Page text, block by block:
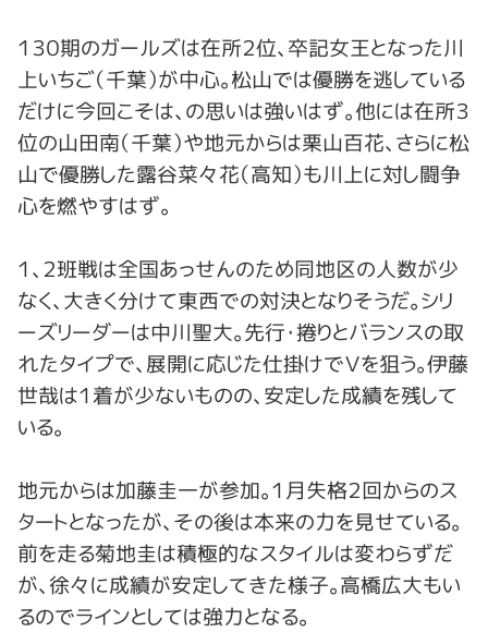
１３０期のガールズは在所２位、卒記女王となった川
上いちご（千葉）が中心。松山では優勝を逃している
だけに今回こそは、の思いは強いはず。他には在所３
位の山田南（千葉）や地元からは栗山百花、さらに松
山で優勝した露谷菜々花（高知）も川上に対し闘争
心を燃やすはず。
１、２班戦は全国あっせんのため同地区の人数が少
なく、大きく分けて東西での対決となりそうだ。シリ
ーズリーダーは中川聖大。先行・捲りとバランスの取
れたタイプで、展開に応じた仕掛けでＶを狙う。伊藤
世哉は１着が少ないものの、安定した成績を残して
いる。
地元からは加藤圭一が参加。１月失格２回からのス
タートとなったが、その後は本来の力を見せている。
前を走る菊地圭は積極的なスタイルは変わらずだ
が、徐々に成績が安定してきた様子。高橋広大もい
るのでラインとしては強力となる。